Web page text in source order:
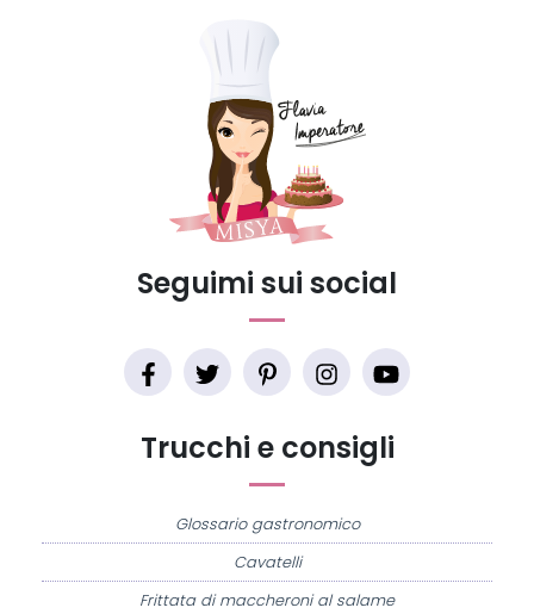
Trucchi e consigli
Glossario gastronomico
Cavatelli
Frittata di maccheroni al salame
Seguimi sui social